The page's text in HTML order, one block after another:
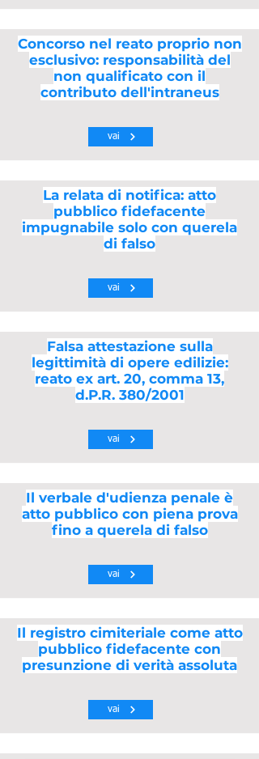
Concorso nel reato proprio non
esclusivo: responsabilità del
non qualificato con il
contributo dell'intraneus
vai
La relata di notifica: atto
pubblico fidefacente
impugnabile solo con querela
di falso
vai
Falsa attestazione sulla
legittimità di opere edilizie:
reato ex art. 20, comma 13,
d.P.R. 380/2001
vai
Il verbale d'udienza penale è
atto pubblico con piena prova
fino a querela di falso
vai
Il registro cimiteriale come atto
pubblico fidefacente con
presunzione di verità assoluta
vai